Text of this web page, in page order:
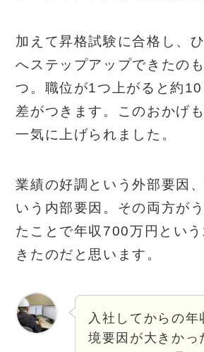
加えて昇格試験に合格し、
へステップアップできたの
つ。職位が1つ上がると約
差がつきます。このおかげ
一気に上げられました。
業績の好調という外部要因
いう内部要因。その両方が
たことで年収700万円とい
きたのだと思います。
入社してからの年
境要因が大きかっ